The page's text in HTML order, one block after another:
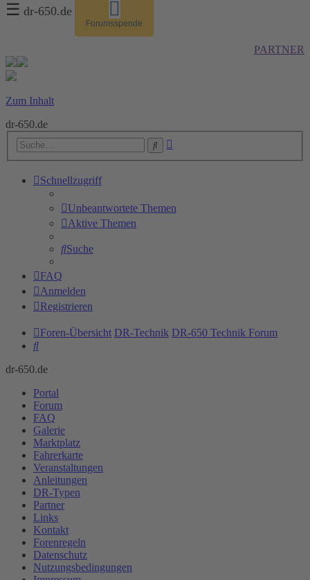
☰ dr-650.de
Forumsspende
PARTNER
Zum Inhalt
dr-650.de
Suche
Schnellzugriff
Unbeantwortete Themen
Aktive Themen
Suche
FAQ
Anmelden
Registrieren
Foren-Übersicht DR-Technik DR-650 Technik Forum
Suche
dr-650.de
Portal
Forum
FAQ
Galerie
Marktplatz
Fahrerkarte
Veranstaltungen
Anleitungen
DR-Typen
Partner
Links
Kontakt
Forenregeln
Datenschutz
Nutzungsbedingungen